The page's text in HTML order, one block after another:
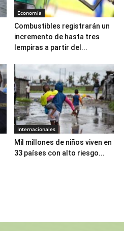
Economía
Combustibles registrarán un
incremento de hasta tres
lempiras a partir del...
Internacionales
Mil millones de niños viven en
33 países con alto riesgo...